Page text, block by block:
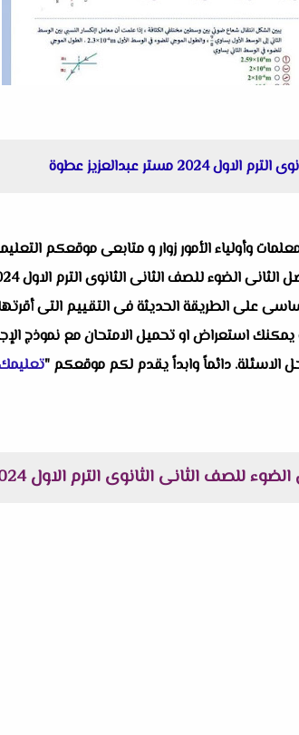
عبدالعزيز عطوة
وأولياء الأمور زوار و متابعى موقعكم
الطريقة الحديثة فى التقييم التى أقرتها
استعراض او تحميل الامتحان مع نموذج
حل الاسئلة. دائماً وابداً يقدم لكم موقعكم "
الثانوى الترم الاول 2024 مستر عبدالعزيز عطوة